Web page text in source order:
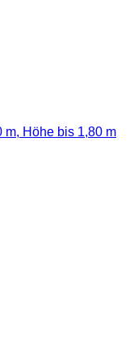
m, Höhe bis 1,80 m